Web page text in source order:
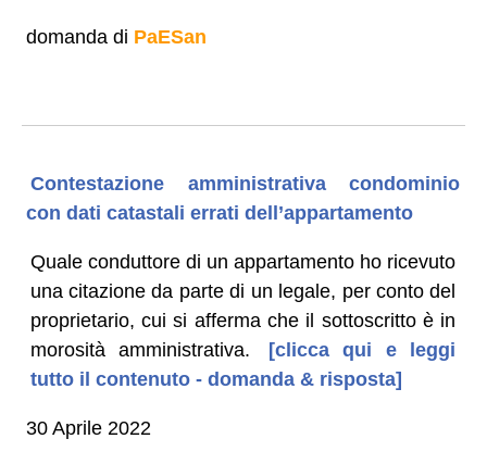
domanda di PaESan
Contestazione amministrativa condominio
con dati catastali errati dell’appartamento
Quale conduttore di un appartamento ho ricevuto
una citazione da parte di un legale, per conto del
proprietario, cui si afferma che il sottoscritto è in
morosità amministrativa.
[clicca qui e leggi
tutto il contenuto - domanda & risposta]
30 Aprile 2022